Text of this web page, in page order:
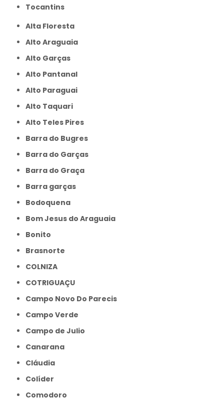
Tocantins
Alta Floresta
Alto Araguaia
Alto Garças
Alto Pantanal
Alto Paraguai
Alto Taquari
Alto Teles Pires
Barra do Bugres
Barra do Garças
Barra do Graça
Barra garças
Bodoquena
Bom Jesus do Araguaia
Bonito
Brasnorte
COLNIZA
COTRIGUAÇU
Campo Novo Do Parecis
Campo Verde
Campo de Julio
Canarana
Cláudia
Colíder
Comodoro